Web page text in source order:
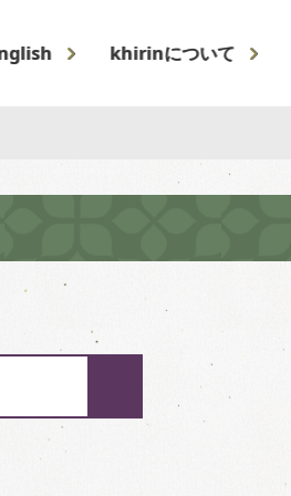
khirinについて